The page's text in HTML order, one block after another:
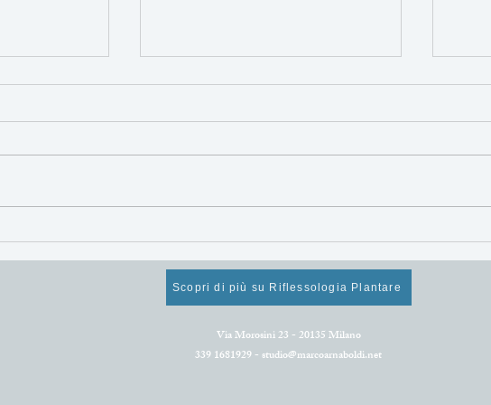
rigenerarsi e star bene!
Cosa mangiare ad aprile.
Scopri di più su Riflessologia Plantare
Via Morosini 23 - 20135 Milano
339 1681929 -studio@marcoarnaboldi.net